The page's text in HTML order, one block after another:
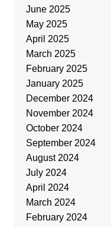
June 2025
May 2025
April 2025
March 2025
February 2025
January 2025
December 2024
November 2024
October 2024
September 2024
August 2024
July 2024
April 2024
March 2024
February 2024